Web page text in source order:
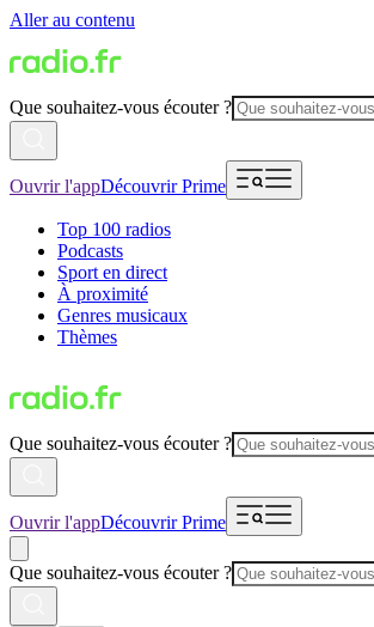
Aller au contenu
Que souhaitez-vous écouter ?
Ouvrir l'appDécouvrir Prime
Top 100 radios
Podcasts
Sport en direct
À proximité
Genres musicaux
Thèmes
Que souhaitez-vous écouter ?
Ouvrir l'appDécouvrir Prime
Que souhaitez-vous écouter ?